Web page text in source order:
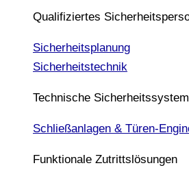
Qualifiziertes
Sicherheitsplanung
Sicherheitstechnik
Technische
Schließanlagen & Türen-
Funktionale Zutrittslösungen